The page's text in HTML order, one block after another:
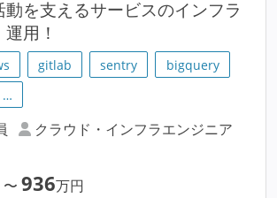
を支えるサービスのインフラ
用！
gitlab sentry
bigquery
…
クラウド・インフラエンジニア
〜 936万円